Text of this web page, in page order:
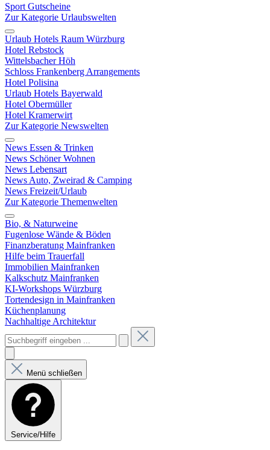
Sport Gutscheine
Zur Kategorie Urlaubswelten
Urlaub Hotels Raum Würzburg
Hotel Rebstock
Wittelsbacher Höh
Schloss Frankenberg Arrangements
Hotel Polisina
Urlaub Hotels Bayerwald
Hotel Obermüller
Hotel Kramerwirt
Zur Kategorie Newswelten
News Essen & Trinken
News Schöner Wohnen
News Lebensart
News Auto, Zweirad & Camping
News Freizeit/Urlaub
Zur Kategorie Themenwelten
Bio, & Naturweine
Fugenlose Wände & Böden
Finanzberatung Mainfranken
Hilfe beim Trauerfall
Immobilien Mainfranken
Kalkschutz Mainfranken
KI-Workshops Würzburg
Tortendesign in Mainfranken
Küchenplanung
Nachhaltige Architektur
Menü schließen
Service/Hilfe